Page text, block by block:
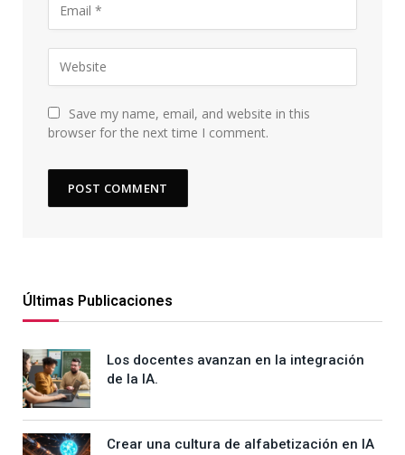
Save my name, email, and website in this
browser for the next time I comment.
Últimas Publicaciones
Los docentes avanzan en la integración
de la IA.
Crear una cultura de alfabetización en IA